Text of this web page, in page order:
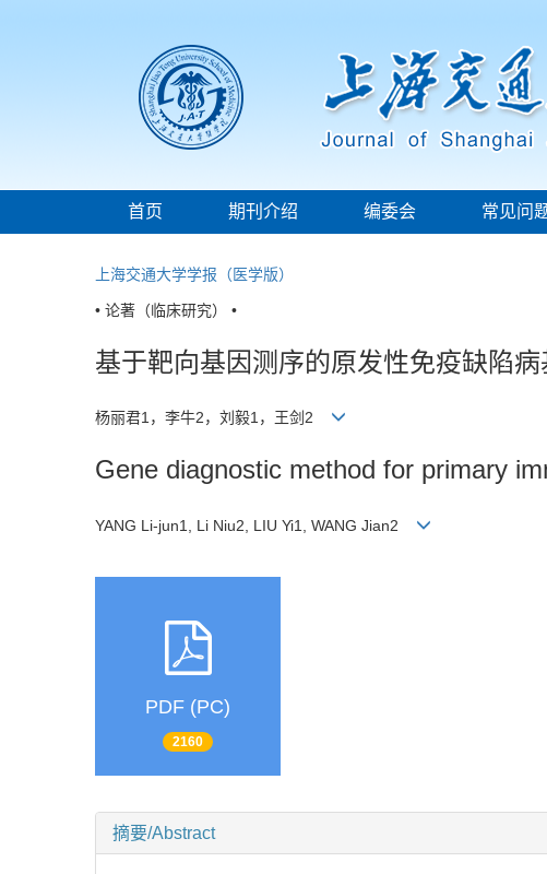
首页 期刊介绍 编委会 常见问
上海交通大学学报（医学版）
• 论著（临床研究） •
基于靶向基因测序的原发性免疫缺陷
杨丽君1，李牛2，刘毅1，王剑2
Gene diagnostic method for primary
YANG Li-jun1, Li Niu2, LIU Yi1, WANG Jian2
PDF (PC)
2160
摘要/Abstract